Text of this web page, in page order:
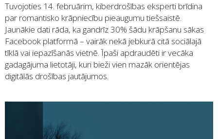
Tuvojoties 14. februārim, kiberdrošības eksperti brīdina
par romantisko krāpniecību pieaugumu tiešsaistē.
Jaunākie dati rāda, ka gandrīz 30% šādu krāpšanu sākas
Facebook platformā – vairāk nekā jebkurā citā sociālajā
tīklā vai iepazīšanās vietnē. Īpaši apdraudēti ir vecāka
gadagājuma lietotāji, kuri bieži vien mazāk orientējas
digitālās drošības jautājumos.